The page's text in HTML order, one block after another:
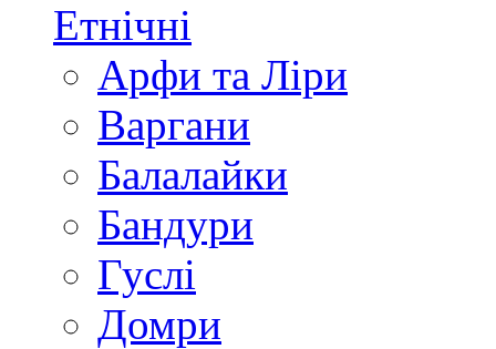
Етнічні
Арфи та Ліри
Варгани
Балалайки
Бандури
Гуслі
Домри